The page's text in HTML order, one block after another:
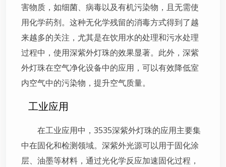
害物质，如细菌、病毒以及有机污染物，且无需使
用化学药剂。这种无化学残留的消毒方式得到了越
来越多的关注，尤其是在饮用水的处理和污水处理
过程中，使用深紫外灯珠的效果显著。此外，深紫
外灯珠在空气净化设备中的应用，可以有效降低室
内空气中的污染物，提升空气质量。
工业应用
在工业应用中，3535深紫外灯珠的应用主要集
中在固化和检测领域。深紫外光源可以用于固化涂
层、油墨等材料，通过光化学反应加速固化过程，